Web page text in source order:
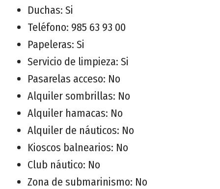
Duchas: Si
Teléfono: 985 63 93 00
Papeleras: Si
Servicio de limpieza: Si
Pasarelas acceso: No
Alquiler sombrillas: No
Alquiler hamacas: No
Alquiler de náuticos: No
Kioscos balnearios: No
Club náutico: No
Zona de submarinismo: No